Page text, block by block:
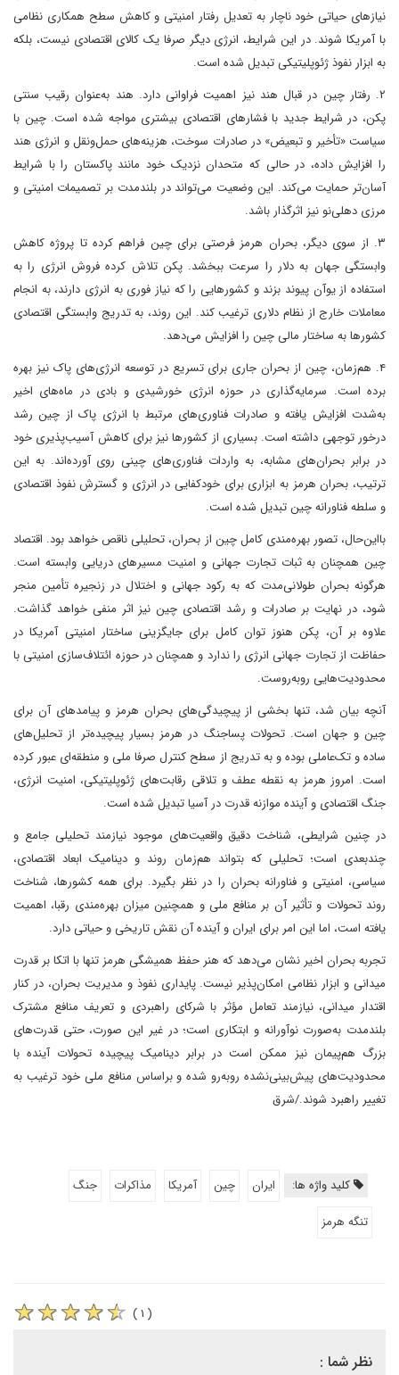
نیازهای حیاتی خود ناچار به تعدیل رفتار امنیتی و کاهش سطح همکاری نظامی
با آمریکا شوند. در این شرایط، انرژی دیگر صرفا یک کالای اقتصادی نیست، بلکه
به ابزار نفوذ ژئوپلیتیکی تبدیل شده است.
۲. رفتار چین در قبال هند نیز اهمیت فراوانی دارد. هند به‌عنوان رقیب سنتی
پکن، در شرایط جدید با فشارهای اقتصادی بیشتری مواجه شده است. چین با
سیاست «تأخیر و تبعیض» در صادرات سوخت، هزینه‌های حمل‌ونقل و انرژی هند
را افزایش داده، در حالی که متحدان نزدیک خود مانند پاکستان را با شرایط
آسان‌تر حمایت می‌کند. این وضعیت می‌تواند در بلندمدت بر تصمیمات امنیتی و
مرزی دهلی‌نو نیز اثرگذار باشد.
۳. از سوی دیگر، بحران هرمز فرصتی برای چین فراهم کرده تا پروژه کاهش
وابستگی جهان به دلار را سرعت ببخشد. پکن تلاش کرده فروش انرژی را به
استفاده از یوآن پیوند بزند و کشورهایی را که نیاز فوری به انرژی دارند، به انجام
معاملات خارج از نظام دلاری ترغیب کند. این روند، به‌ تدریج وابستگی اقتصادی
کشورها به ساختار مالی چین را افزایش می‌دهد.
۴. هم‌زمان، چین از بحران جاری برای تسریع در توسعه انرژی‌های پاک نیز بهره
برده است. سرمایه‌گذاری در حوزه انرژی خورشیدی و بادی در ماه‌های اخیر
به‌شدت افزایش یافته و صادرات فناوری‌های مرتبط با انرژی پاک از چین رشد
درخور توجهی داشته است. بسیاری از کشورها نیز برای کاهش آسیب‌پذیری خود
در برابر بحران‌های مشابه، به واردات فناوری‌های چینی روی آورده‌اند. به این
ترتیب، بحران هرمز به ابزاری برای خودکفایی در انرژی و گسترش نفوذ اقتصادی
و سلطه فناورانه چین تبدیل شده است.
با‌این‌حال، تصور بهره‌مندی کامل چین از بحران، تحلیلی ناقص خواهد بود. اقتصاد
چین همچنان به ثبات تجارت جهانی و امنیت مسیرهای دریایی وابسته است.
هرگونه بحران طولانی‌مدت که به رکود جهانی و اختلال در زنجیره تأمین منجر
شود، در نهایت بر صادرات و رشد اقتصادی چین نیز اثر منفی خواهد گذاشت.
علاوه بر آن، پکن هنوز توان کامل برای جایگزینی ساختار امنیتی آمریکا در
حفاظت از تجارت جهانی انرژی را ندارد و همچنان در حوزه ائتلاف‌سازی امنیتی با
محدودیت‌هایی روبه‌روست.
آنچه بیان شد، تنها بخشی از پیچیدگی‌های بحران هرمز و پیامدهای آن برای
چین و جهان است. تحولات پسا‌جنگ در هرمز بسیار پیچیده‌تر از تحلیل‌های
ساده و تک‌عاملی بوده و به‌ تدریج از سطح کنترل صرفا ملی و منطقه‌ای عبور کرده
است. امروز هرمز به نقطه عطف و تلاقی رقابت‌های ژئوپلیتیکی، امنیت انرژی،
جنگ اقتصادی و آینده موازنه قدرت در آسیا تبدیل شده است.
در چنین شرایطی، شناخت دقیق واقعیت‌های موجود نیازمند تحلیلی جامع و
چندبعدی است؛ تحلیلی که بتواند هم‌زمان روند و دینامیک ابعاد اقتصادی،
سیاسی، امنیتی و فناورانه بحران را در نظر بگیرد. برای همه کشورها، شناخت
روند تحولات و تأثیر آن بر منافع ملی و همچنین میزان بهره‌مندی رقبا، اهمیت
یافته است، اما این امر برای ایران و آینده آن نقش تاریخی و حیاتی دارد.
تجربه بحران اخیر نشان می‌دهد که هنر حفظ همیشگی هرمز تنها با اتکا بر قدرت
میدانی و ابزار نظامی امکان‌پذیر نیست. پایداری نفوذ و مدیریت بحران، در کنار
اقتدار میدانی، نیازمند تعامل مؤثر با شرکای راهبردی و تعریف منافع مشترک
بلندمدت به‌صورت نوآورانه و ابتکاری است؛ در غیر این صورت، حتی قدرت‌های
بزرگ هم‌پیمان نیز ممکن است در برابر دینامیک پیچیده تحولات آینده با
محدودیت‌های پیش‌بینی‌نشده روبه‌رو شده و ‌بر‌اساس منافع ملی خود ترغیب به
تغییر راهبرد شوند./شرق
کلید واژه ها: ایران چین آمریکا مذاکرات
جنگ
تنگه هرمز
( ۱ )
نظر شما :